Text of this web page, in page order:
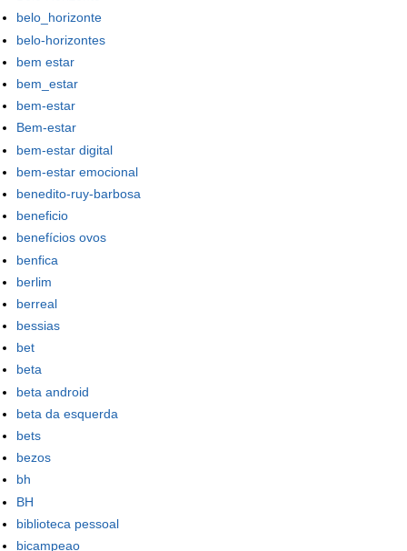
belo_horizonte
belo-horizontes
bem estar
bem_estar
bem-estar
Bem-estar
bem-estar digital
bem-estar emocional
benedito-ruy-barbosa
beneficio
benefícios ovos
benfica
berlim
berreal
bessias
bet
beta
beta android
beta da esquerda
bets
bezos
bh
BH
biblioteca pessoal
bicampeao